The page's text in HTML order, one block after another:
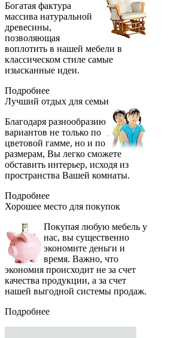
Богатая фактура
массива натуральной
древесины,
позволяющая
воплотить в нашей мебели в
классическом стиле самые
изысканные идеи.
Подробнее
Лучший отдых для семьи
Благодаря разнообразию
вариантов не только по
цветовой гамме, но и по
размерам, Вы легко сможете
обставить интерьер, исходя из
пространства Вашей комнаты.
Подробнее
Хорошее место для покупок
Покупая любую мебель у
нас, вы существенно
экономите деньги и
время. Важно, что
экономия происходит не за счет
качества продукции, а за счет
нашей выгодной системы продаж.
Подробнее